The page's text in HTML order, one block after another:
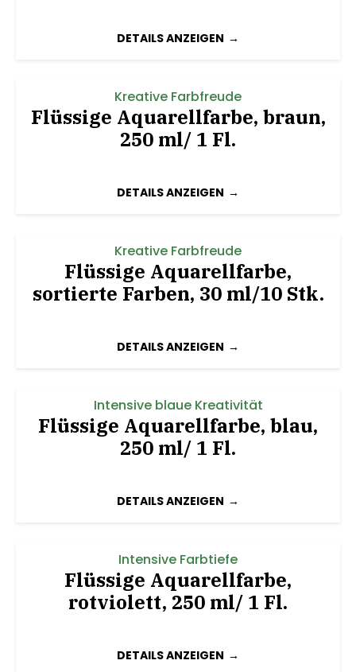
DETAILS ANZEIGEN
Kreative Farbfreude
Flüssige Aquarellfarbe, braun,
250 ml/ 1 Fl.
DETAILS ANZEIGEN
Kreative Farbfreude
Flüssige Aquarellfarbe,
sortierte Farben, 30 ml/10 Stk.
DETAILS ANZEIGEN
Intensive blaue Kreativität
Flüssige Aquarellfarbe, blau,
250 ml/ 1 Fl.
DETAILS ANZEIGEN
Intensive Farbtiefe
Flüssige Aquarellfarbe,
rotviolett, 250 ml/ 1 Fl.
DETAILS ANZEIGEN